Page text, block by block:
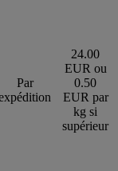
Par
24.00
EUR ou
0.50
EUR par
kg si
supérieur